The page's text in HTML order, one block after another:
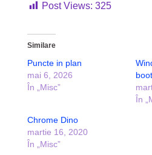
Post Views: 325
Similare
Puncte in plan
mai 6, 2026
În „Misc”
În
Chrome Dino
martie 16, 2020
În „Misc”